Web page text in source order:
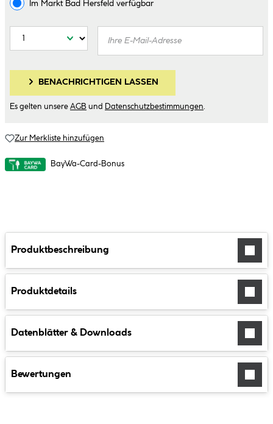
Im Markt Bad Hersfeld verfügbar
BENACHRICHTIGEN LASSEN
Es gelten unsere AGB und Datenschutzbestimmungen
Zur Merkliste hinzufügen
BayWa-Card-Bonus
Produktbeschreibung
Produktdetails
Datenblätter & Downloads
Bewertungen